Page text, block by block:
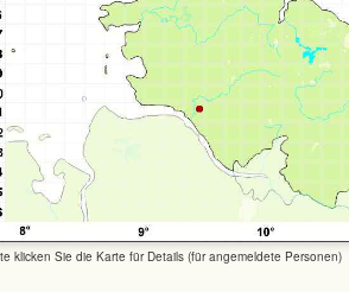
klicken Sie die Karte für Details (für angemeldete Personen)